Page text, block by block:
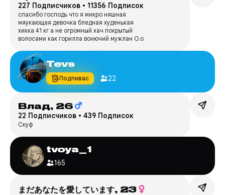
227 Подписчиков • 11356 Подписок
спасибо господь что я микро няшная
мяукающая девочка бледная худенькая
хикка 41 кг а не огромный хач покрытый
волосами как горилла вонючий мужлан О.о
Tevs
Подпивас 22
Влад, 26
22 Подписчиков • 439 Подписок
Скуф
tvoya_1
165
まだあなたを愛しています, 23